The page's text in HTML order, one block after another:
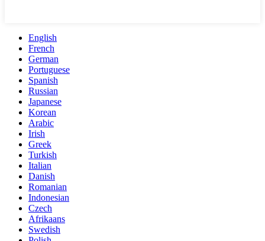
English
French
German
Portuguese
Spanish
Russian
Japanese
Korean
Arabic
Irish
Greek
Turkish
Italian
Danish
Romanian
Indonesian
Czech
Afrikaans
Swedish